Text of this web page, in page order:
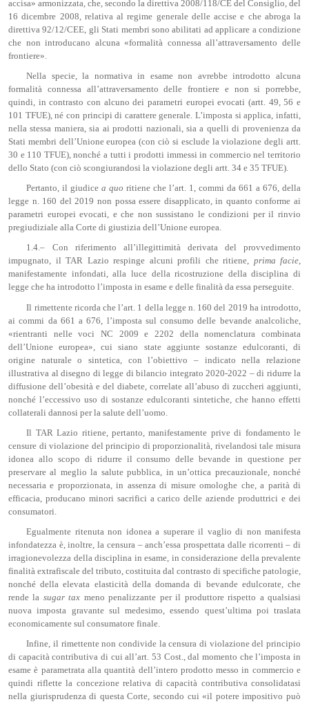
accisa» armonizzata, che, secondo la direttiva 2008/118/CE del Consiglio, del
16 dicembre 2008, relativa al regime generale delle accise e che abroga la
direttiva 92/12/CEE, gli Stati membri sono abilitati ad applicare a condizione
che non introducano alcuna «formalità connessa all’attraversamento delle
frontiere».
Nella specie, la normativa in esame non avrebbe introdotto alcuna
formalità connessa all’attraversamento delle frontiere e non si porrebbe,
quindi, in contrasto con alcuno dei parametri europei evocati (artt. 49, 56 e
101 TFUE), né con principi di carattere generale. L’imposta si applica, infatti,
nella stessa maniera, sia ai prodotti nazionali, sia a quelli di provenienza da
Stati membri dell’Unione europea (con ciò si esclude la violazione degli artt.
30 e 110 TFUE), nonché a tutti i prodotti immessi in commercio nel territorio
dello Stato (con ciò scongiurandosi la violazione degli artt. 34 e 35 TFUE).
Pertanto, il giudicea quo ritiene che l’art. 1, commi da 661 a 676, della
legge n. 160 del 2019 non possa essere disapplicato, in quanto conforme ai
parametri europei evocati, e che non sussistano le condizioni per il rinvio
pregiudiziale alla Corte di giustizia dell’Unione europea.
1.4.– Con riferimento all’illegittimità derivata del provvedimento
impugnato, il TAR Lazio respinge alcuni profili che ritiene, prima facie,
manifestamente infondati, alla luce della ricostruzione della disciplina di
legge che ha introdotto l’imposta in esame e delle finalità da essa perseguite.
Il rimettente ricorda che l’art. 1 della legge n. 160 del 2019 ha introdotto,
ai commi da 661 a 676, l’imposta sul consumo delle bevande analcoliche,
«rientranti nelle voci NC 2009 e 2202 della nomenclatura combinata
dell’Unione europea», cui siano state aggiunte sostanze edulcoranti, di
origine naturale o sintetica, con l’obiettivo – indicato nella relazione
illustrativa al disegno di legge di bilancio integrato 2020-2022 – di ridurre la
diffusione dell’obesità e del diabete, correlate all’abuso di zuccheri aggiunti,
nonché l’eccessivo uso di sostanze edulcoranti sintetiche, che hanno effetti
collaterali dannosi per la salute dell’uomo.
Il TAR Lazio ritiene, pertanto, manifestamente prive di fondamento le
censure di violazione del principio di proporzionalità, rivelandosi tale misura
idonea allo scopo di ridurre il consumo delle bevande in questione per
preservare al meglio la salute pubblica, in un’ottica precauzionale, nonché
necessaria e proporzionata, in assenza di misure omologhe che, a parità di
efficacia, producano minori sacrifici a carico delle aziende produttrici e dei
consumatori.
Egualmente ritenuta non idonea a superare il vaglio di non manifesta
infondatezza è, inoltre, la censura – anch’essa prospettata dalle ricorrenti – di
irragionevolezza della disciplina in esame, in considerazione della prevalente
finalità extrafiscale del tributo, costituita dal contrasto di specifiche patologie,
nonché della elevata elasticità della domanda di bevande edulcorate, che
rende la sugartax meno penalizzante per il produttore rispetto a qualsiasi
nuova imposta gravante sul medesimo, essendo quest’ultima poi traslata
economicamente sul consumatore finale.
Infine, il rimettente non condivide la censura di violazione del principio
di capacità contributiva di cui all’art. 53 Cost., dal momento che l’imposta in
esame è parametrata alla quantità dell’intero prodotto messo in commercio e
quindi riflette la concezione relativa di capacità contributiva consolidatasi
nella giurisprudenza di questa Corte, secondo cui «il potere impositivo può